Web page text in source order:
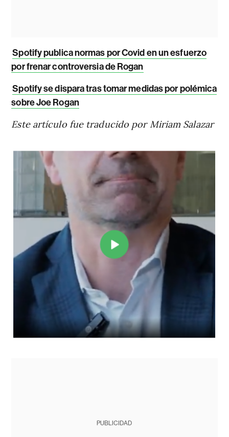
Spotify publica normas por Covid en un esfuerzo
por frenar controversia de Rogan
Spotify se dispara tras tomar medidas por polémica
sobre Joe Rogan
Este artículo fue traducido por Miriam Salazar
PUBLICIDAD